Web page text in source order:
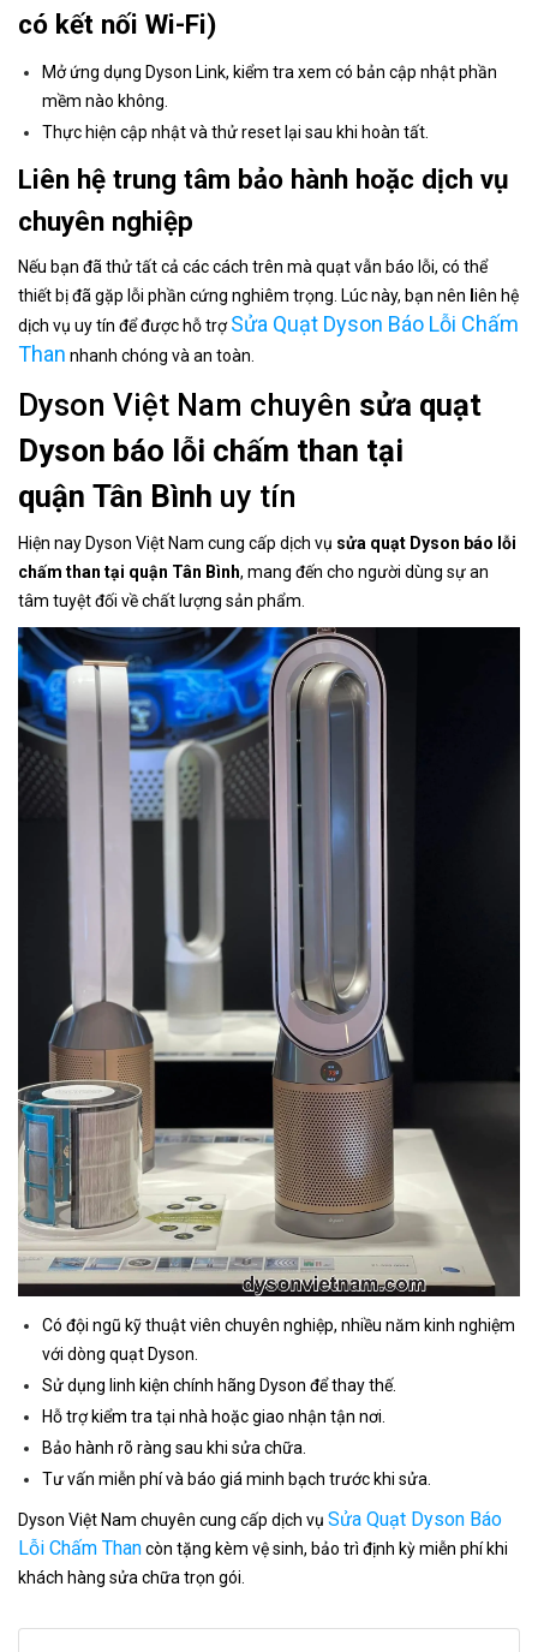
có kết nối Wi-Fi)
Mở ứng dụng Dyson Link, kiểm tra xem có bản cập nhật phần
mềm nào không.
Thực hiện cập nhật và thử reset lại sau khi hoàn tất.
Liên hệ trung tâm bảo hành hoặc dịch vụ
chuyên nghiệp
Nếu bạn đã thử tất cả các cách trên mà quạt vẫn báo lỗi, có thể
thiết bị đã gặp lỗi phần cứng nghiêm trọng. Lúc này, bạn nên iên hệ
dịch vụ uy tín để được hỗ trợ Sửa Quạt Dyson Báo Lỗi Chấm
Than nhanh chóng và an toàn.
Dyson Việt Nam chuyên sửa quạt
Dyson báo lỗi chấm than tại
quận Tân Bình uy tín
Hiện nay Dyson Việt Nam cung cấp dịch vụ sửa quạt Dyson báo lỗi
chấm than tại quận Tân Bình, mang đến cho người dùng sự an
tâm tuyệt đối về chất lượng sản phẩm.
Có đội ngũ kỹ thuật viên chuyên nghiệp, nhiều năm kinh nghiệm
với dòng quạt Dyson.
Sử dụng linh kiện chính hãng Dyson để thay thế.
Hỗ trợ kiểm tra tại nhà hoặc giao nhận tận nơi.
Bảo hành rõ ràng sau khi sửa chữa.
Tư vấn miễn phí và báo giá minh bạch trước khi sửa.
Dyson Việt Nam chuyên cung cấp dịch vụ Sửa Quạt Dyson Báo
Lỗi Chấm Thancòn tặng kèm vệ sinh, bảo trì định kỳ miễn phí khi
khách hàng sửa chữa trọn gói.